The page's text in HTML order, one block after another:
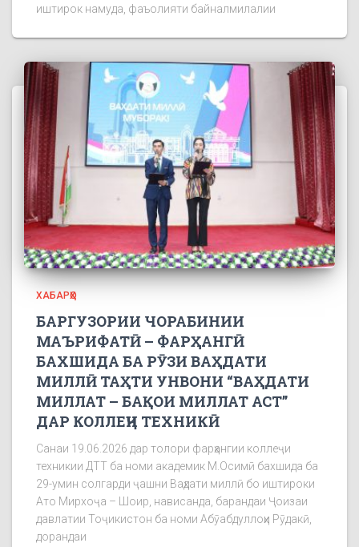
иштирок намуда, фаъолияти байналмилалии
ХАБАРҲО
БАРГУЗОРИИ ЧОРАБИНИИ
МАЪРИФАТӢ – ФАРҲАНГӢ
БАХШИДА БА РӮЗИ ВАҲДАТИ
МИЛЛӢ ТАҲТИ УНВОНИ “ВАҲДАТИ
МИЛЛАТ – БАҚОИ МИЛЛАТ АСТ”
ДАР КОЛЛЕҶИ ТЕХНИКӢ
Санаи 19.06.2026 дар толори фарҳангии коллеҷи
техникии ДТТ ба номи академик М.Осимӣ бахшида ба
29-умин солгарди ҷашни Ваҳдати миллӣ бо иштироки
Ато Мирхоҷа – Шоир, нависанда, барандаи Ҷоизаи
давлатии Тоҷикистон ба номи Абӯабдуллоҳи Рӯдакӣ,
дорандаи